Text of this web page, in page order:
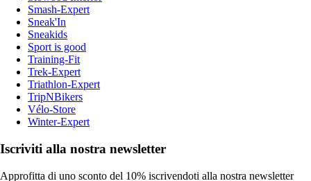
Smash-Expert
Sneak'In
Sneakids
Sport is good
Training-Fit
Trek-Expert
Triathlon-Expert
TripNBikers
Vélo-Store
Winter-Expert
Iscriviti alla nostra newsletter
Approfitta di uno sconto del 10% iscrivendoti alla nostra newsletter